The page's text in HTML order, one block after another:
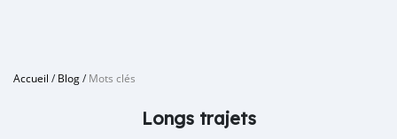
Accueil /Blog/Mots clés
Longs trajets